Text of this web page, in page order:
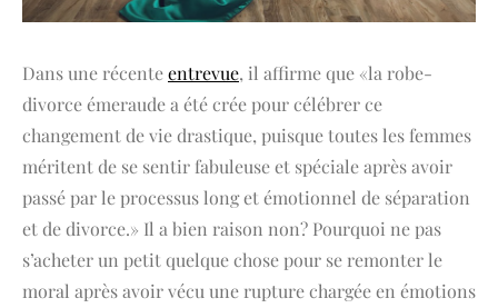
Dans une récenteentrevue, il affirme que «la robe-
divorce émeraude a été crée pour célébrer ce
changement de vie drastique, puisque toutes les femmes
méritent de se sentir fabuleuse et spéciale après avoir
passé par le processus long et émotionnel de séparation
et de divorce.» Il a bien raison non? Pourquoi ne pas
s’acheter un petit quelque chose pour se remonter le
moral après avoir vécu une rupture chargée en émotions